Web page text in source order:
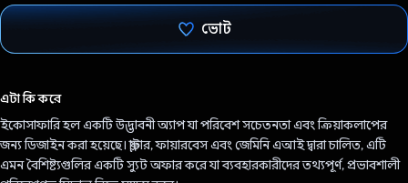
ভোট
এটা কি করে
ইকোসাফারি হল একটি উদ্ভাবনী অ্যাপ যা পরিবেশ সচেতনতা এবং ক্রিয়াকলাপের
জন্য ডিজাইন করা হয়েছে। ফ্লাটার, ফায়ারবেস এবং জেমিনি এআই দ্বারা চালিত, এটি
এমন বৈশিষ্ট্যগুলির একটি স্যুট অফার করে যা ব্যবহারকারীদের তথ্যপূর্ণ, প্রভাবশালী